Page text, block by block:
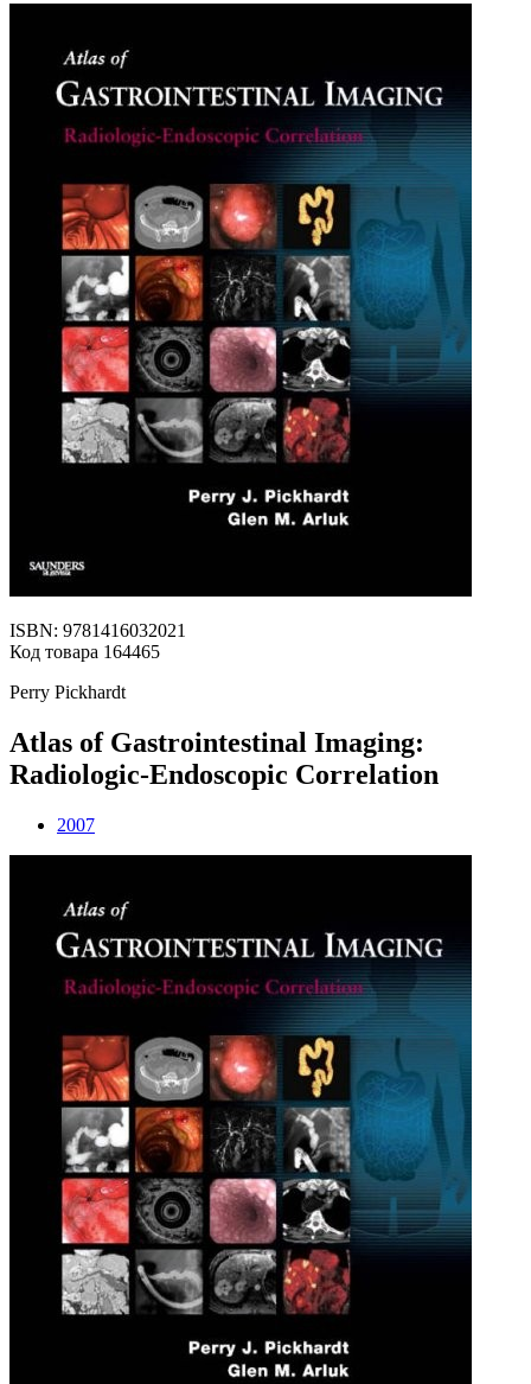
ISBN: 9781416032021
Код товара 164465
Perry Pickhardt
Atlas of Gastrointestinal Imaging:
Radiologic-Endoscopic Correlation
2007